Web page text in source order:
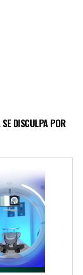
DISCULPA POR